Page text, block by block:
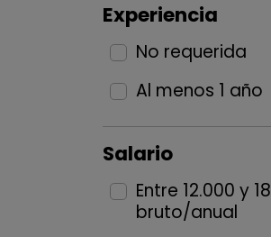
Experiencia
No requerida
Al menos 1 año
Salario
Entre 12.000 y
bruto/anual